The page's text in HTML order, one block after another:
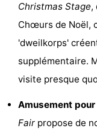
jeux
jeux
intérieures
villes
Nature
Visites
guidées
Sports
-
Faire
Christmas Stage,
Chœurs de Noël,
'dweilkorps'
supplémentaire.
visite presque
Amusement
Fair propose de